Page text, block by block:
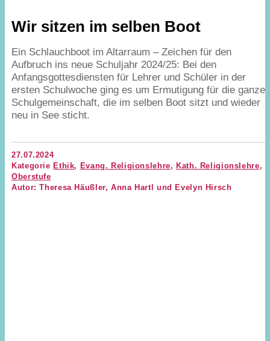
Wir sitzen im selben Boot
Ein Schlauchboot im Altarraum – Zeichen für den
Aufbruch ins neue Schuljahr 2024/25: Bei den
Anfangsgottesdiensten für Lehrer und Schüler in der
ersten Schulwoche ging es um Ermutigung für die ganze
Schulgemeinschaft, die im selben Boot sitzt und wieder
neu in See sticht.
27.07.2024
Kategorie Ethik, Evang. Religionslehre, Kath. Religionslehre,
Oberstufe
Autor: Theresa Häußler, Anna Hartl und Evelyn Hirsch